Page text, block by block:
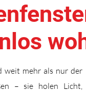
weit mehr als nur der
– sie holen Licht,